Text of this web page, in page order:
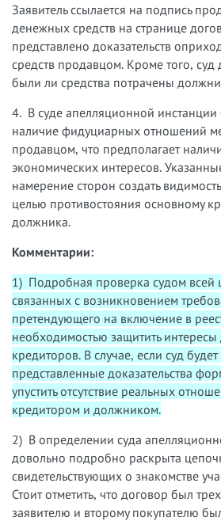
Заявитель ссылается на подпись
денежных средств на странице
представлено доказательств
средств продавцом. Кроме того, суд
были ли средства потрачены
4. В суде апелляционной инстанции
наличие фидуциарных отношений
продавцом, что предполагает
экономических интересов.
намерение сторон создать
целью противостояния основному
должника.
Комментарии:
1) Подробная проверка судом всей
связанных с возникновением
претендующего на включение в
необходимостью защитить
кредиторов. В случае, если суд
представленные доказательства
упустить отсутствие реальных
кредитором и должником.
2) В определении суда
довольно подробно раскрыта
свидетельствующих о знакомстве
Стоит отметить, что договор был
заявителю и второму покупателю